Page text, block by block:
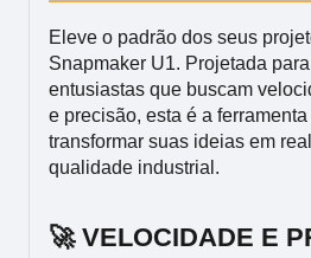
Eleve o padrão dos seus
Snapmaker U1. Projetada
entusiastas que buscam
e precisão, esta é a
transformar suas ideias em
qualidade industrial.
🚀 VELOCIDADE E